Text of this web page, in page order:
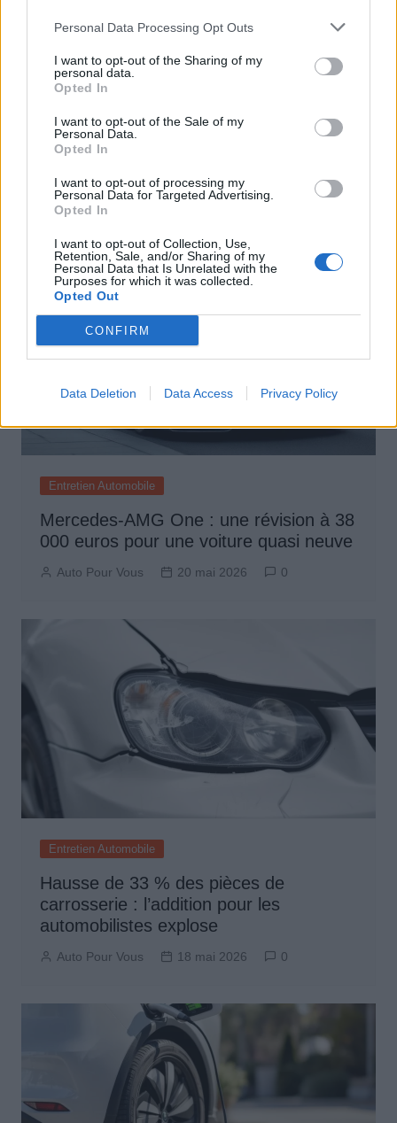
Personal Data Processing Opt Outs
I want to opt-out of the Sharing of my
personal data.
Opted In
I want to opt-out of the Sale of my
Personal Data.
Opted In
I want to opt-out of processing my
Personal Data for Targeted Advertising.
Opted In
I want to opt-out of Collection, Use,
Retention, Sale, and/or Sharing of my
Personal Data that Is Unrelated with the
Purposes for which it was collected.
Opted Out
CONFIRM
Data Deletion Data Access Privacy Policy
Entretien Automobile
Californie : des pneus plus économes
pour réduire la consommation dès 2028
Auto Pour Vous
Entretien Automobile
Mercedes-AMG One : une révision à 38
000 euros pour une voiture quasi neuve
Auto Pour Vous 20 mai 2026 0
Entretien Automobile
Hausse de 33 % des pièces de
carrosserie : l’addition pour les
automobilistes explose
Auto Pour Vous 18 mai 2026 0